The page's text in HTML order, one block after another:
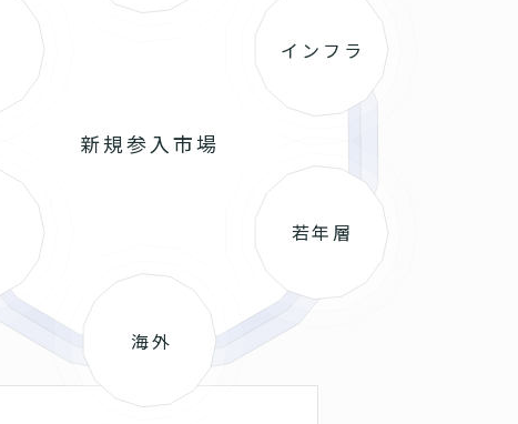
新規参入市場
インフラ
若年層
海外